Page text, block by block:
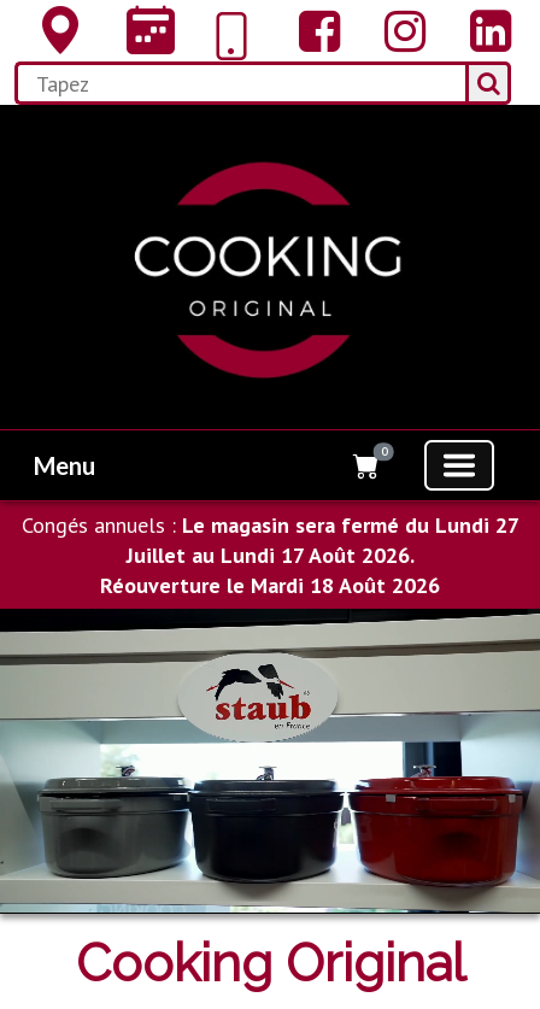
Menu 0
Congés annuels : Le magasin sera fermé du Lundi 27
Juillet au Lundi 17 Août 2026.
Réouverture le Mardi 18 Août 2026
Cooking Original